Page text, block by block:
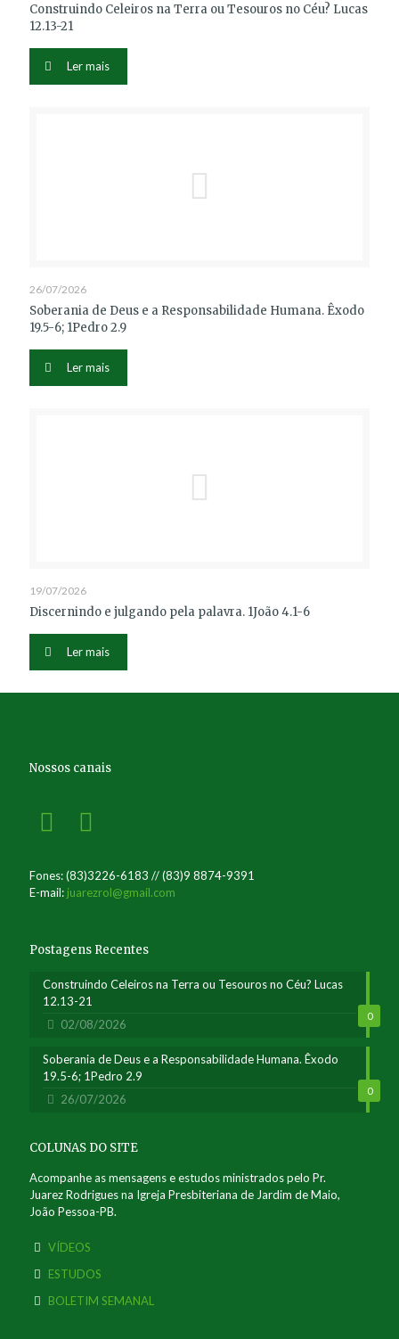
Construindo Celeiros na Terra ou Tesouros no Céu? Lucas
12.13-21
Ler mais
26/07/2026
Soberania de Deus e a Responsabilidade Humana. Êxodo
19.5-6; 1Pedro 2.9
Ler mais
19/07/2026
Discernindo e julgando pela palavra. 1João 4.1-6
Ler mais
Nossos canais
Fones: (83)3226-6183 // (83)9 8874-9391
E-mail: juarezrol@gmail.com
Postagens Recentes
0
Construindo Celeiros na Terra ou Tesouros no Céu? Lucas
12.13-21
02/08/2026
0
Soberania de Deus e a Responsabilidade Humana. Êxodo
19.5-6; 1Pedro 2.9
26/07/2026
COLUNAS DO SITE
Acompanhe as mensagens e estudos ministrados pelo Pr.
Juarez Rodrigues na Igreja Presbiteriana de Jardim de Maio,
João Pessoa-PB.
VÍDEOS
ESTUDOS
BOLETIM SEMANAL